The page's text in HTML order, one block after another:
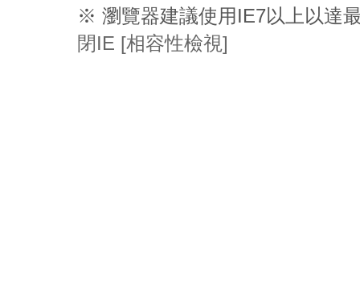
※ 瀏覽器建議使用IE7以上以達
閉IE [相容性檢視]